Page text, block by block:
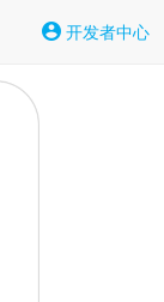
开发者中心